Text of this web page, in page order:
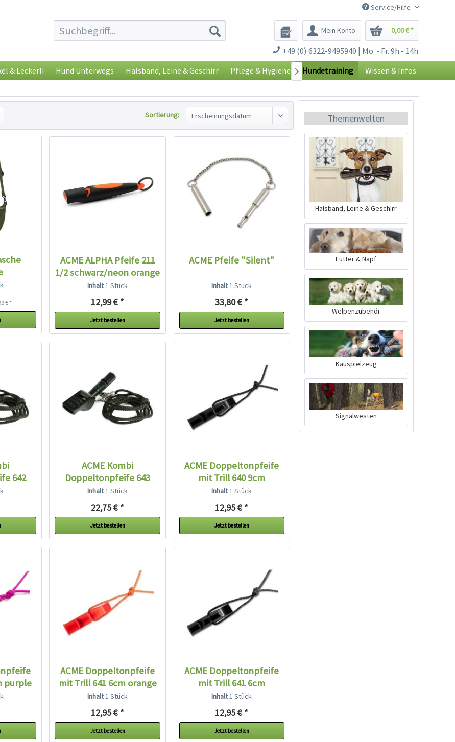
Service/Hilfe
Mein Konto 0,00 € *
+49 (0) 6322-9495940 | Mo. - Fr. 9h - 14h
& Leckerli Hund Unterwegs Halsband, Leine & Geschirr Pflege & Hygiene Hundetraining Wissen & Infos

Sortierung:
€ *
ACME ALPHA Pfeife 211
1/2 schwarz/neon orange
Inhalt1 Stück
12,99 € *
Jetzt bestellen
ACME Pfeife "Silent"
Inhalt1 Stück
33,80 € *
Jetzt bestellen
642
ACME Kombi
Doppeltonpfeife 643
schwarz +...
Inhalt1 Stück
22,75 € *
Jetzt bestellen
ACME Doppeltonpfeife
mit Trill 640 9cm
schwarz...
Inhalt1 Stück
12,95 € *
Jetzt bestellen
purple
ACME Doppeltonpfeife
mit Trill 641 6cm orange
+...
Inhalt1 Stück
12,95 € *
Jetzt bestellen
ACME Doppeltonpfeife
mit Trill 641 6cm
schwarz...
Inhalt1 Stück
12,95 € *
Jetzt bestellen
Themenwelten
Halsband, Leine & Geschirr
Futter & Napf
Welpenzubehör
Kauspielzeug
Signalwesten